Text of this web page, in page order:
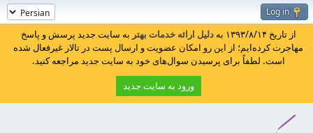
Log in
از تاریخ ۱۳۹۳/۸/۱۴ به دلیل ارائه خدمات بهتر به سایت جدید پرسش و پاسخ
مهاجرت کرده‌ایم؛ از این رو امکان عضویت و ارسال پست در تالار غیرفعال شده
است. لطفاً برای پرسیدن سوال‌های خود به سایت جدید مراجعه کنید.
ورود به سایت جدید